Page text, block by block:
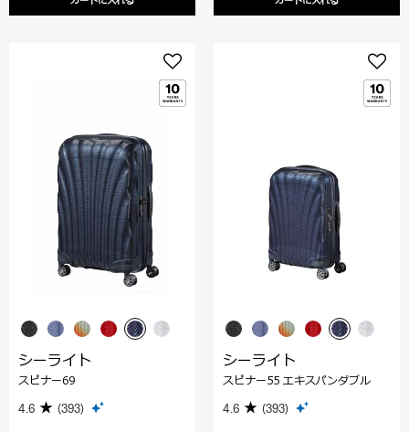
シーライト
スピナー69
4.6 (393)
シーライト
スピナー55 エキスパンダブル
4.6 (393)